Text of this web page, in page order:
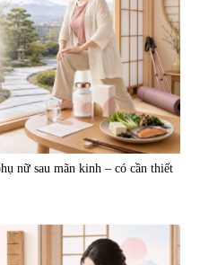
| 14.560
1.600.000 đ
điều trị đột quỵ Biken Kinase
Gold 60 viên
|0
nữ sau mãn kinh – có cần thiết